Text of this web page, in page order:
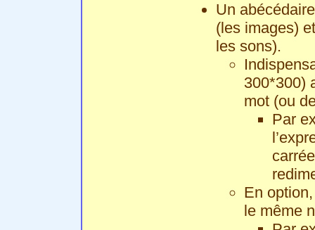
Un
(les images)
les sons).
300*300)
mot (ou
Par
En
le même